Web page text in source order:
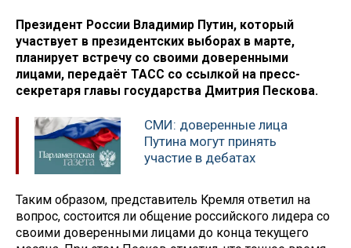
Президент России Владимир Путин, который
участвует в президентских выборах в марте,
планирует встречу со своими доверенными
лицами, передаёт ТАСС со ссылкой на пресс-
секретаря главы государства Дмитрия Пескова.
СМИ: доверенные лица
Путина могут принять
участие в дебатах
Таким образом, представитель Кремля ответил на
вопрос, состоится ли общение российского лидера со
своими доверенными лицами до конца текущего